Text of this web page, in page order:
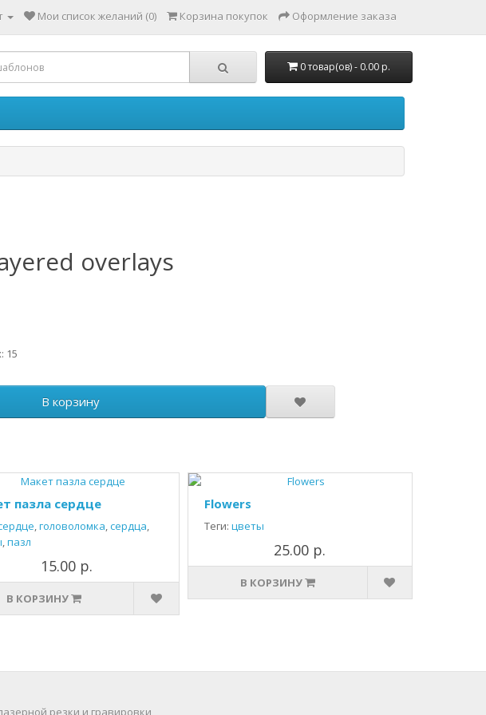
Мои список желаний (0) Корзина покупок Оформление заказа
0 товар(ов) - 0.00 р.
overlays
15
В корзину
пазла сердце
,головоломка,сердца,
,пазл
15.00 р.
В КОРЗИНУ
Flowers
Теги: цветы
25.00 р.
В КОРЗИНУ
резки и гравировки